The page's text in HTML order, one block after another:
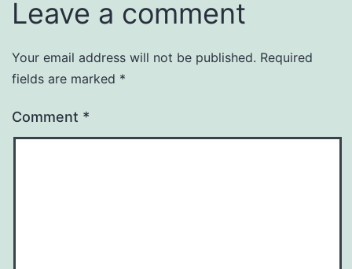
Leave a comment
Your email address will not be published. Required
fields are marked *
Comment *